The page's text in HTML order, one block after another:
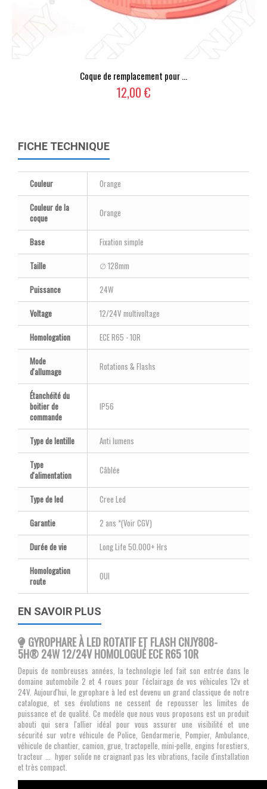
Coque de remplacement pour ...
12,00 €
FICHE TECHNIQUE
Couleur
Orange
Couleur de la
coque
Orange
Base
Fixation simple
Taille
∅ 128mm
Puissance
24W
Voltage
12/24V multivoltage
Homologation
ECE R65 - 10R
Mode
d'allumage
Rotations & Flashs
Étanchéité du
boitier de
commande
IP56
Type de lentille
Anti lumens
Type
d'alimentation
Câblée
Type de led
Cree Led
Garantie
2 ans *(Voir CGV)
Durée de vie
Long Life 50.000+ Hrs
Homologation
route
OUI
EN SAVOIR PLUS
GYROPHARE À LED ROTATIF ET FLASH CNJY808-
5H® 24W 12/24V HOMOLOGUÉ ECE R65 10R
Depuis de nombreuses années, la technologie led fait son entrée dans le
domaine automobile 2 et 4 roues pour l'éclairage de vos véhicules 12v et
24V. Aujourd'hui, le gyrophare à led est devenu un grand classique de notre
catalogue, et ses évolutions ne cessent de repousser les limites de
puissance et de qualité. Ce modèle que nous vous proposons est un produit
abouti qui sera l'allier idéal pour vous assurer une visibilité et une
sécurité sur votre véhicule de Police, Gendarmerie, Pompier, Ambulance,
véhicule de chantier, camion, grue, tractopelle, mini-pelle, engins forestiers,
tracteur ... hyper solide ne craignant pas les vibrations, facile d'installation
et très compact.